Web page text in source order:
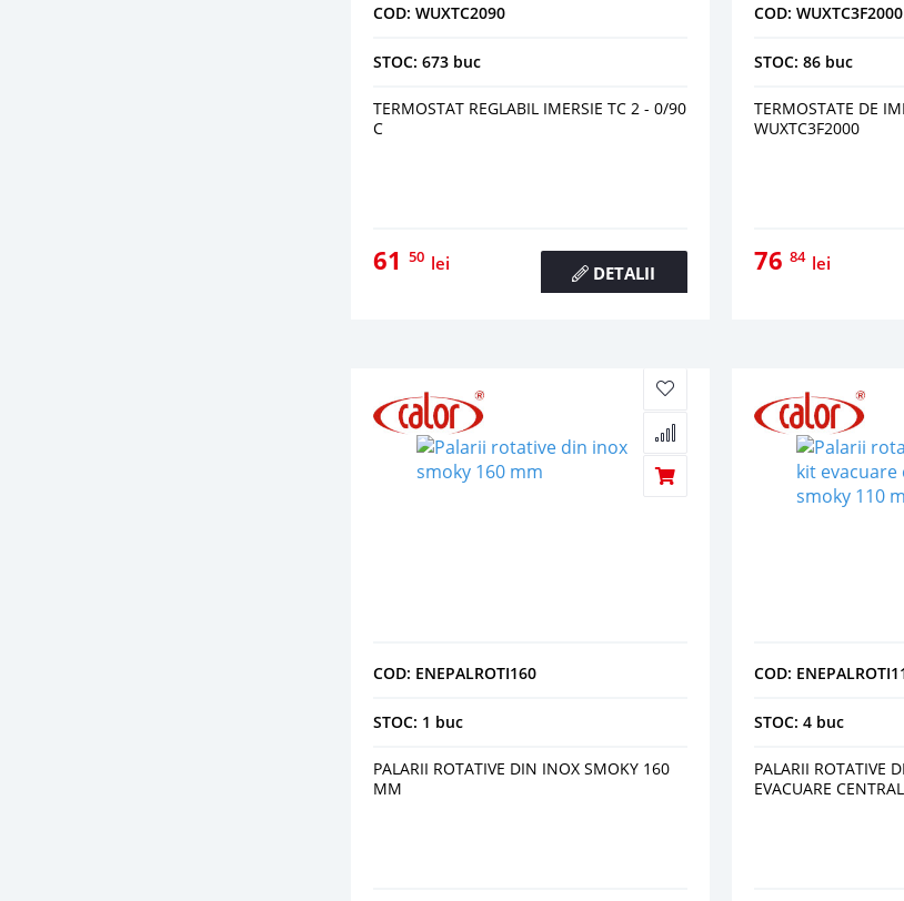
COD: WUXTC2090
STOC: 673 buc
TERMOSTAT REGLABIL IMERSIE TC 2 - 0/90
C
61 50 lei DETALII
COD: WUXTC3F2000
STOC: 86 buc
TERMOSTATE DE
WUXTC3F2000
76 84 lei
COD: ENEPALROTI160
STOC: 1 buc
PALARII ROTATIVE DIN INOX SMOKY 160
MM
COD:
STOC: 4 buc
PALARII ROTATIVE
EVACUARE